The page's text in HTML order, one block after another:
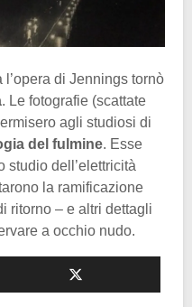
di Jennings tornò
. Le fotografie (scattate
agli studiosi di
del fulmine. Esse
studio dell’elettricità
la ramificazione
ritorno – e altri dettagli
a occhio nudo.